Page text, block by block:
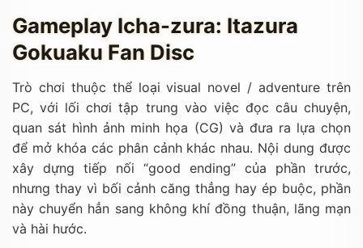
Gameplay Icha-zura: Itazura
Gokuaku Fan Disc
Trò chơi thuộc thể loại visual novel / adventure trên
PC, với lối chơi tập trung vào việc đọc câu chuyện,
quan sát hình ảnh minh họa (CG) và đưa ra lựa chọn
để mở khóa các phân cảnh khác nhau. Nội dung được
xây dựng tiếp nối “good ending” của phần trước,
nhưng thay vì bối cảnh căng thẳng hay ép buộc, phần
này chuyển hẳn sang không khí đồng thuận, lãng mạn
và hài hước.